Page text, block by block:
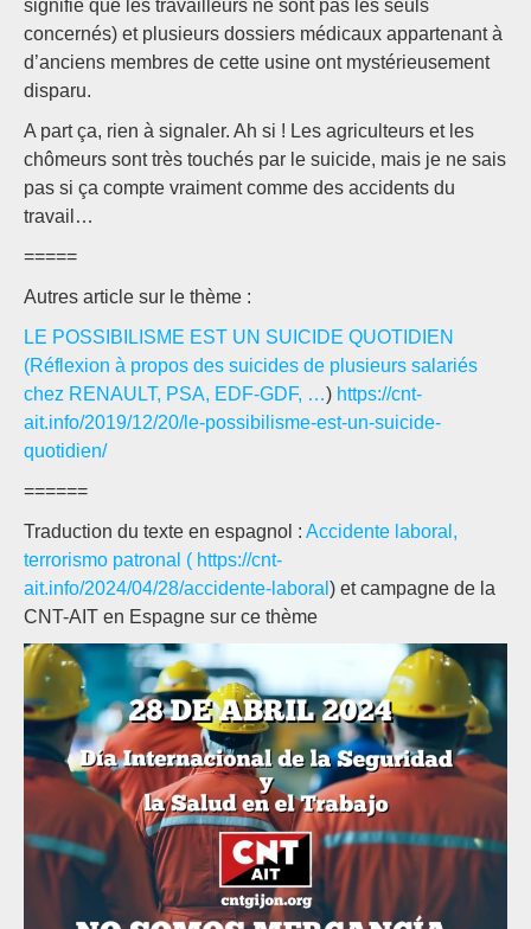
signifie que les travailleurs ne sont pas les seuls
concernés) et plusieurs dossiers médicaux appartenant à
d’anciens membres de cette usine ont mystérieusement
disparu.
A part ça, rien à signaler. Ah si ! Les agriculteurs et les
chômeurs sont très touchés par le suicide, mais je ne sais
pas si ça compte vraiment comme des accidents du
travail…
=====
Autres article sur le thème :
LE POSSIBILISME EST UN SUICIDE QUOTIDIEN
(Réflexion à propos des suicides de plusieurs salariés
chez RENAULT, PSA, EDF-GDF, …) https://cnt-
ait.info/2019/12/20/le-possibilisme-est-un-suicide-
quotidien/
======
Traduction du texte en espagnol : Accidente laboral,
terrorismo patronal ( https://cnt-
ait.info/2024/04/28/accidente-laboral ) et campagne de la
CNT-AIT en Espagne sur ce thème